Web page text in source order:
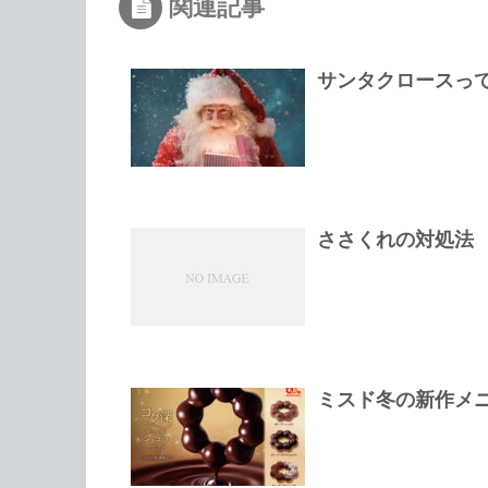
関連記事
サンタクロースっ
ささくれの対処法
ミスド冬の新作メ